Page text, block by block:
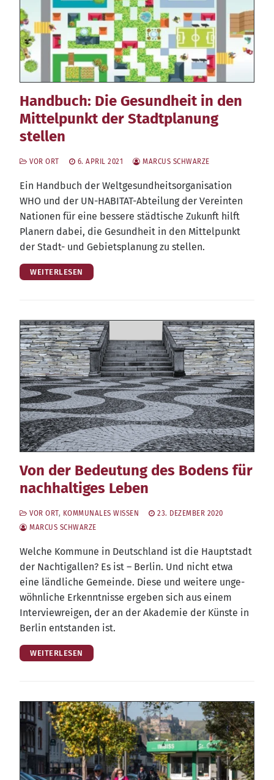
Handbuch: Die Gesundheit in den
Mittelpunkt der Stadtplanung
stellen
VOR ORT 6. APRIL 2021 MARCUS SCHWARZE
Ein Hand­buch der Welt­ge­sund­heits­or­ga­ni­sa­ti­on
WHO und der UN-HABI­TAT-Abtei­lung der Ver­ein­ten
Natio­nen für eine bes­se­re städ­ti­sche Zukunft hilft
Pla­nern dabei, die Gesund­heit in den Mit­tel­punkt
der Stadt- und Gebiets­pla­nung zu stellen.
WEITERLESEN
Von der Bedeutung des Bodens für
nachhaltiges Leben
VOR ORT, KOMMUNALES WISSEN
23. DEZEMBER 2020
MARCUS SCHWARZE
Wel­che Kom­mu­ne in Deutsch­land ist die Haupt­stadt
der Nach­ti­gal­len? Es ist – Ber­lin. Und nicht etwa
eine länd­li­che Gemein­de. Die­se und wei­te­re unge­
wöhn­li­che Erkennt­nis­se erge­ben sich aus einem
Inter­view­rei­gen, der an der Aka­de­mie der Küns­te in
Ber­lin ent­stan­den ist.
WEITERLESEN